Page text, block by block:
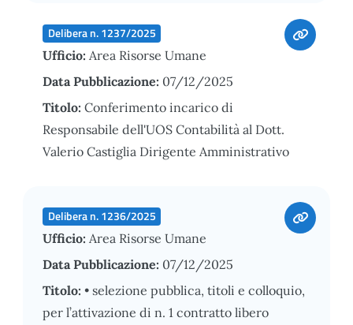
Delibera n. 1237/2025
Ufficio: Area Risorse Umane
Data Pubblicazione: 07/12/2025
Titolo: Conferimento incarico di
Responsabile dell'UOS Contabilità al Dott.
Valerio Castiglia Dirigente Amministrativo
Delibera n. 1236/2025
Ufficio: Area Risorse Umane
Data Pubblicazione: 07/12/2025
Titolo: • selezione pubblica, titoli e colloquio,
per l’attivazione di n. 1 contratto libero